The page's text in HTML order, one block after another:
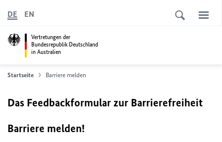
Vertretungen der
Bundesrepublik Deutschland
in Australien
DE EN
Startseite Barriere melden
Das Feedbackformular zur Barrierefreiheit
Barriere melden!